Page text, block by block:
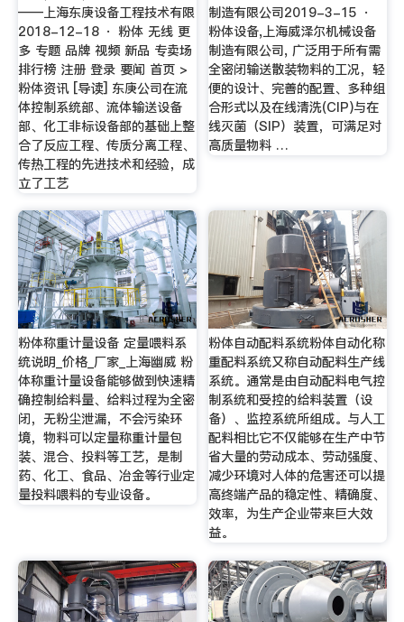
——上海东庚设备工程技术有限
2018-12-18 · 粉体 无线 更
多 专题 品牌 视频 新品 专卖场
排行榜 注册 登录 要闻 首页 >
粉体资讯 [导读] 东庚公司在流
体控制系统部、流体输送设备
部、化工非标设备部的基础上整
合了反应工程、传质分离工程、
传热工程的先进技术和经验，成
立了工艺
制造有限公司2019-3-15 ·
粉体设备,上海威泽尔机械设备
制造有限公司, 广泛用于所有需
全密闭输送散装物料的工况，轻
便的设计、完善的配置、多种组
合形式以及在线清洗(CIP)与在
线灭菌（SIP）装置，可满足对
高质量物料 …
粉体称重计量设备 定量喂料系
统说明_价格_厂家_上海幽威 粉
体称重计量设备能够做到快速精
确控制给料量、给料过程为全密
闭，无粉尘泄漏，不会污染环
境，物料可以定量称重计量包
装、混合、投料等工艺，是制
药、化工、食品、冶金等行业定
量投料喂料的专业设备。
粉体自动配料系统粉体自动化称
重配料系统又称自动配料生产线
系统。通常是由自动配料电气控
制系统和受控的给料装置（设
备）、监控系统所组成。与人工
配料相比它不仅能够在生产中节
省大量的劳动成本、劳动强度、
减少环境对人体的危害还可以提
高终端产品的稳定性、精确度、
效率，为生产企业带来巨大效
益。